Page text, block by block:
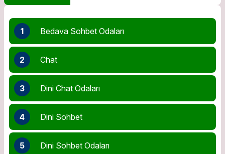
1 Bedava Sohbet Odaları
2 Chat
3 Dini Chat Odaları
4 Dini Sohbet
5 Dini Sohbet Odaları